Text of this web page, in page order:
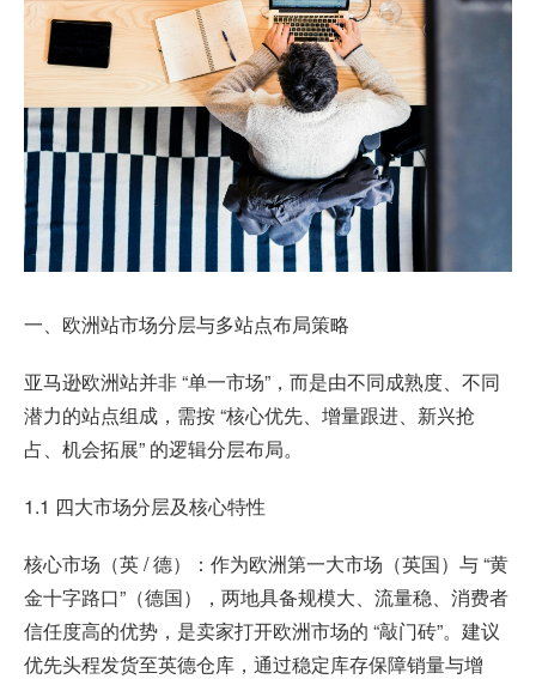
一、欧洲站市场分层与多站点布局策略
亚马逊欧洲站并非 “单一市场”，而是由不同成熟度、不同
潜力的站点组成，需按 “核心优先、增量跟进、新兴抢
占、机会拓展” 的逻辑分层布局。
1.1 四大市场分层及核心特性
核心市场（英 / 德）：作为欧洲第一大市场（英国）与 “黄
金十字路口”（德国），两地具备规模大、流量稳、消费者
信任度高的优势，是卖家打开欧洲市场的 “敲门砖”。建议
优先头程发货至英德仓库，通过稳定库存保障销量与增